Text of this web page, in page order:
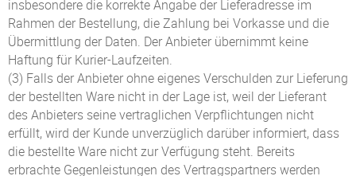
insbesondere die korrekte Angabe der Lieferadresse im
Rahmen der Bestellung, die Zahlung bei Vorkasse und die
Übermittlung der Daten. Der Anbieter übernimmt keine
Haftung für Kurier-Laufzeiten.
(3) Falls der Anbieter ohne eigenes Verschulden zur Lieferung
der bestellten Ware nicht in der Lage ist, weil der Lieferant
des Anbieters seine vertraglichen Verpflichtungen nicht
erfüllt, wird der Kunde unverzüglich darüber informiert, dass
die bestellte Ware nicht zur Verfügung steht. Bereits
erbrachte Gegenleistungen des Vertragspartners werden